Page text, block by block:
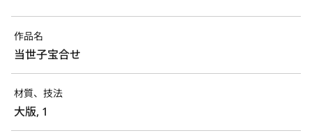
作品名
当世子宝合せ
材質、技法
大版, 1